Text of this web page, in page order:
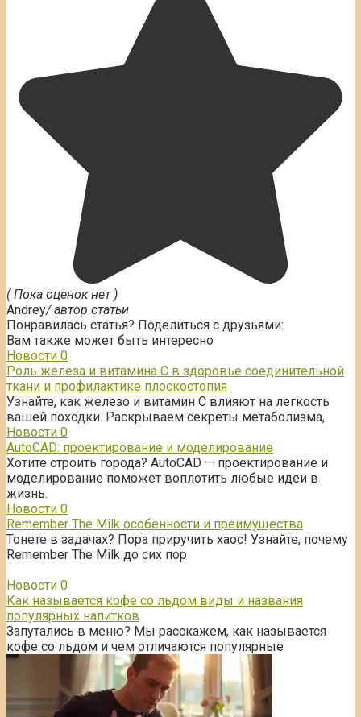
( Пока оценок нет )
Andrey/ автор статьи
Понравилась статья? Поделиться с друзьями:
Вам также может быть интересно
Новости 0
Роль железа и витамина С в здоровье соединительной
ткани и профилактике плоскостопия
Узнайте, как железо и витамин С влияют на легкость
вашей походки. Раскрываем секреты метаболизма,
Новости 0
AutoCAD: проектирование и моделирование
Хотите строить города? AutoCAD — проектирование и
моделирование поможет воплотить любые идеи в
жизнь.
Новости 0
Remember The Milk особенности и преимущества
Тонете в задачах? Пора приручить хаос! Узнайте, почему
Remember The Milk до сих пор
Новости 0
Как называется кофе со льдом виды и названия
популярных напитков
Запутались в меню? Мы расскажем, как называется
кофе со льдом и чем отличаются популярные